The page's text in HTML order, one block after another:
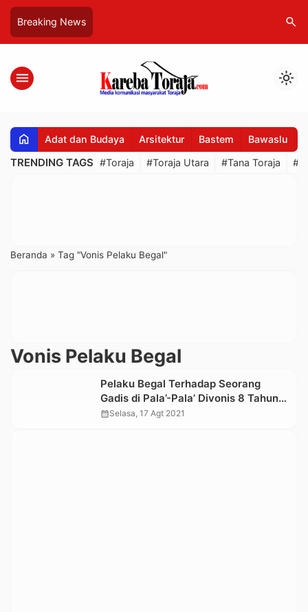
Breaking News search
menu light_mode
home Adat dan Budaya Arsitektur Bastem Bawaslu
TRENDING TAGS #Toraja #Toraja Utara #Tana Toraja
Beranda » Tag "Vonis Pelaku Begal"
Vonis Pelaku Begal
Pelaku Begal Terhadap Seorang
Gadis di Pala’-Pala’ Divonis 8 Tahun
Penjara
calendar_monthSelasa, 17 Agt 2021